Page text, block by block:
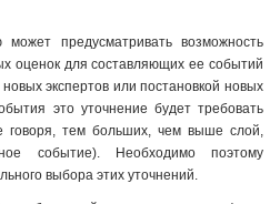
предусматривать возможность
оценок для составляющих ее событий
экспертов или постановкой новых
это уточнение будет требовать
говоря, тем больших, чем выше слой,
событие). Необходимо поэтому
выбора этих уточнений.